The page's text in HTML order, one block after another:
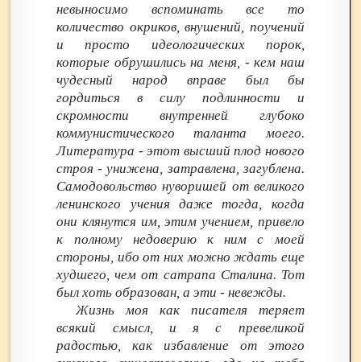
невыносимо вспоминать все то
количество окриков, внушений, поучений
и просто идеологических порок,
которые обрушились на меня, - кем наш
чудесный народ вправе был бы
гордиться в силу подлинности и
скромности внутренней глубоко
коммунистического таланта моего.
Литература - этот высший плод нового
строя - унижена, затравлена, загублена.
Самодовольство нуворишей от великого
ленинского учения даже тогда, когда
они клянутся им, этим учением, привело
к полному недоверию к ним с моей
стороны, ибо от них можно ждать еще
худшего, чем от сатрапа Сталина. Тот
был хоть образован, а эти - невежды.
Жизнь моя как писателя теряет
всякий смысл, и я с превеликой
радостью, как избавление от этого